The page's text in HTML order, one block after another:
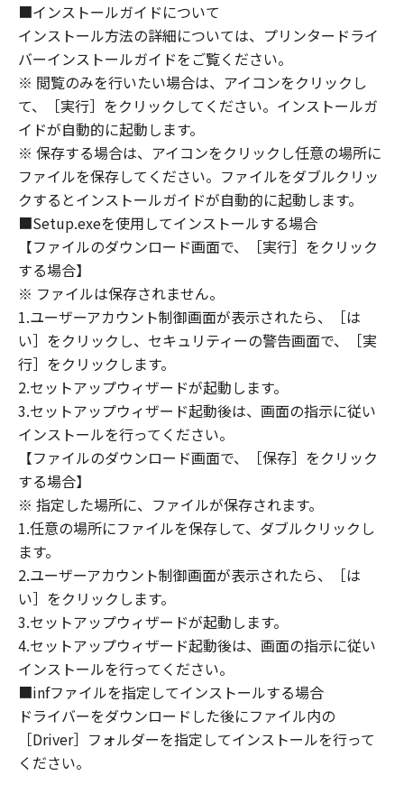
記のボタンをクリックした時点、または「本ソ
フトウェア」をインストールした時点で発効
し、下記(2)または(3)により終了されるまで有
効に存続します。
(2) お客様は、「本ソフトウェア」およびその
複製物のすべてを廃棄および消去することによ
り、本契約書を終了させることができます。
(3) お客様が本契約書のいずれかの条項に違反
した場合、本契約書は直ちに終了します。
(4) お客様は、上記(3)によって本契約書が終了
した場合、速やかに、「本ソフトウェア」およ
びその複製物のすべてを廃棄または消去するも
のとします。
(5) 上記にかかわらず、本契約書第2条、第4条
から第7条まで、第8条第4項および第10条の規
定は、本契約書の終了後も効力を有します。
９．U.S. GOVERNMENT RESTRICTED RIGHTS
NOTICE
“米国政府エンドユーザー”とは、米国政府の機
関また団体を意味します。もしお客様が米国政
府エンドユーザーである場合、以下の規定が適
用されます：The SOFTWARE is a "commercial
item," as that term is defined at 48 C.F.R.
2.101 (Oct 1995), consisting of "commercial
computer software" and "commercial
computer software documentation," as such
terms are used in 48 C.F.R. 12.212 (Sept 1995).
Consistent with 48 C.F.R. 12.212 and 48 C.F.R.
227.7202-1 through 227.7202-4 (June 1995),
all U.S. Government End Users shall acquire
the SOFTWARE with only those rights set
forth herein. The manufacturer is Canon
Inc./30-2, Shimomaruko 3-chome, Ohta-ku,
Tokyo 146-8501, Japan.
本条項中で使用される"the SOFTWARE"とは、
本契約書中で定義される「本ソフトウェア」を
■インストールガイドについて
インストール方法の詳細については、プリンタードライ
バーインストールガイドをご覧ください。
※ 閲覧のみを行いたい場合は、アイコンをクリックし
て、［実行］をクリックしてください。インストールガ
イドが自動的に起動します。
※ 保存する場合は、アイコンをクリックし任意の場所に
ファイルを保存してください。ファイルをダブルクリッ
クするとインストールガイドが自動的に起動します。
■Setup.exeを使用してインストールする場合
【ファイルのダウンロード画面で、［実行］をクリック
する場合】
※ ファイルは保存されません。
1.ユーザーアカウント制御画面が表示されたら、［は
い］をクリックし、セキュリティーの警告画面で、［実
行］をクリックします。
2.セットアップウィザードが起動します。
3.セットアップウィザード起動後は、画面の指示に従い
インストールを行ってください。
【ファイルのダウンロード画面で、［保存］をクリック
する場合】
※ 指定した場所に、ファイルが保存されます。
1.任意の場所にファイルを保存して、ダブルクリックし
ます。
2.ユーザーアカウント制御画面が表示されたら、［は
い］をクリックします。
3.セットアップウィザードが起動します。
4.セットアップウィザード起動後は、画面の指示に従い
インストールを行ってください。
■infファイルを指定してインストールする場合
ドライバーをダウンロードした後にファイル内の
［Driver］フォルダーを指定してインストールを行って
ください。